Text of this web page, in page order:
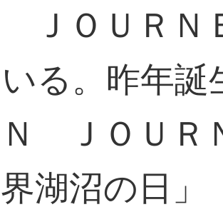
ＪＯＵＲ
る。昨年
Ｎ ＪＯＵＲ
界湖沼の日